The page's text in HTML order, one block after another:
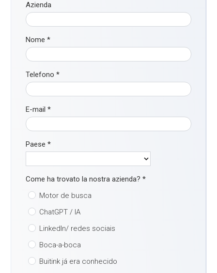
Azienda
Nome*
Telefono*
E-mail*
Paese*
Come ha trovato la nostra azienda?*
Motor de busca
ChatGPT / IA
LinkedIn/ redes sociais
Boca-a-boca
Buitink já era conhecido